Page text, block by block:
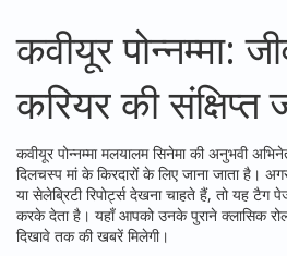
कवीयूर पोन्नम्मा:
करियर की संक्षिप्त
कवीयूर पोन्नम्मा मलयालम सिनेमा की अनुभवी
दिलचस्प मां के किरदारों के लिए जाना जाता है।
या सेलेब्रिटी रिपोर्ट्स देखना चाहते हैं, तो यह
करके देता है। यहाँ आपको उनके पुराने क्लासिक
दिखावे तक की खबरें मिलेगी।